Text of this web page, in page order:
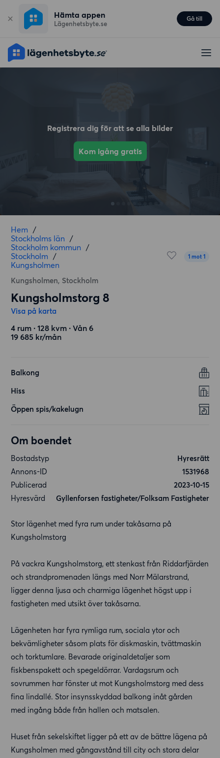
Hämta appen
Lägenhetsbyte.se
Gå till
Registrera dig för att se alla bilder
Kom igång gratis
Hem /
Stockholms län /
Stockholm kommun /
Stockholm /
Kungsholmen
Kungsholmen, Stockholm
1 mot 1
Kungsholmstorg 8
Visa på karta
4 rum ∙ 128 kvm ∙ Vån 6
19 685 kr/mån
Balkong
Hiss
Öppen spis/kakelugn
Om boendet
Bostadstyp
Hyresrätt
Annons-ID
1531968
Publicerad
2023-10-15
Hyresvärd
Gyllenforsen fastigheter/Folksam Fastigheter
Stor lägenhet med fyra rum under takåsarna på
Kungsholmstorg
På vackra Kungsholmstorg, ett stenkast från Riddarfjärden
och strandpromenaden längs med Norr Mälarstrand,
ligger denna ljusa och charmiga lägenhet högst upp i
fastigheten med utsikt över takåsarna.
Lägenheten har fyra rymliga rum, sociala ytor och
bekvämligheter såsom plats för diskmaskin, tvättmaskin
och torktumlare. Bevarade originaldetaljer som
fiskbenspakett och spegeldörrar. Vardagsrum och
sovrummen har fönster ut mot Kungsholmstorg med dess
fina lindallé. Stor insynsskyddad balkong inåt gården
med ingång både från hallen och matsalen.
Huset från sekelskiftet ligger på ett av de bättre lägena på
Kungsholmen med gångavstånd till city och stora delar